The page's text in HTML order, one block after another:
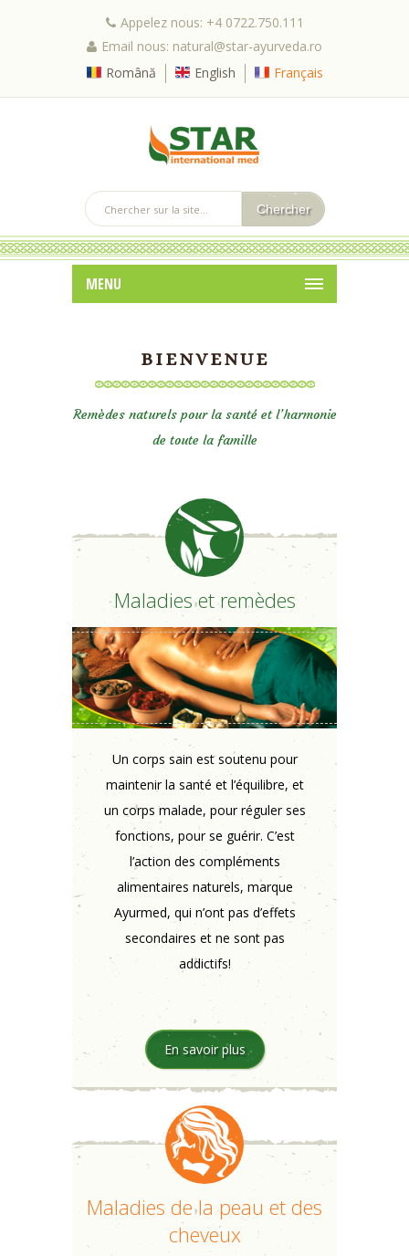
Appelez nous: +4 0722.750.111
Email nous: natural@star-ayurveda.ro
Română
English Français
MENU
BIENVENUE
Remèdes naturels pour la santé et l’harmonie
de toute la famille
Maladies et remèdes
Un corps sain est soutenu pour
maintenir la santé et l’équilibre, et
un corps malade, pour réguler ses
fonctions, pour se guérir. C’est
l’action des compléments
alimentaires naturels, marque
Ayurmed, qui n’ont pas d’effets
secondaires et ne sont pas
addictifs!
En savoir plus
Maladies de la peau et des
cheveux